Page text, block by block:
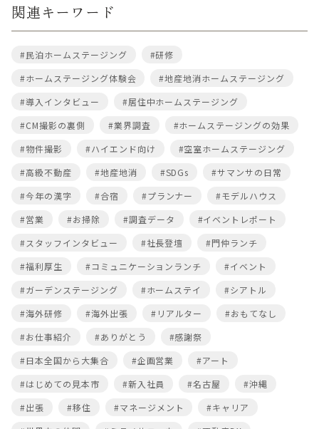
関連キーワード
#民泊ホームステージング
#研修
#ホームステージング体験会
#地産地消ホームステージング
#導入インタビュー
#居住中ホームステージング
#CM撮影の裏側
#業界調査
#ホームステージングの効果
#物件撮影
#ハイエンド向け
#空室ホームステージング
#高級不動産
#地産地消 #SDGs
#サマンサの日常
#今年の漢字
#合宿 #プランナー
#モデルハウス
#営業
#お掃除 #調査データ
#イベントレポート
#スタッフインタビュー
#社長登壇
#門仲ランチ
#福利厚生
#コミュニケーションランチ
#イベント
#ガーデンステージング
#ホームステイ
#シアトル
#海外研修
#海外出張 #リアルター
#おもてなし
#お仕事紹介
#ありがとう
#感謝祭
#日本全国から大集合
#企画営業
#アート
#はじめての見本市
#新入社員 #名古屋
#沖縄
#出張
#移住 #マネージメント
#キャリア